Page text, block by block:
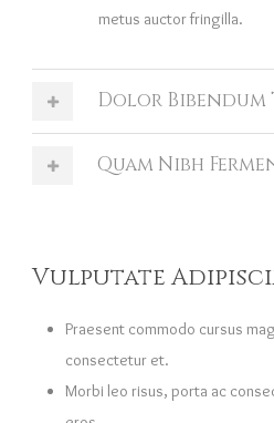
metus auctor fringilla.
Dolor
Quam Nibh
Vulputate
Praesent commodo cursus
consectetur et.
Morbi leo risus, porta ac